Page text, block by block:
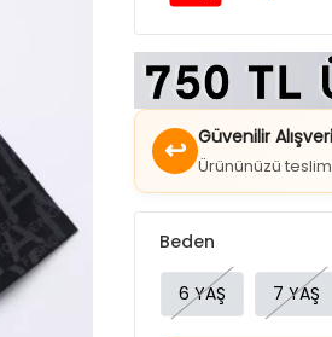
↩ Güvenilir Alışveriş
Ürününüzü
6 YAŞ